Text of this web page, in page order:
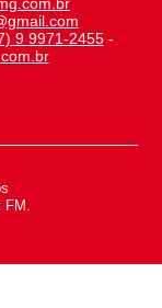
9 9971-2455-
FM.